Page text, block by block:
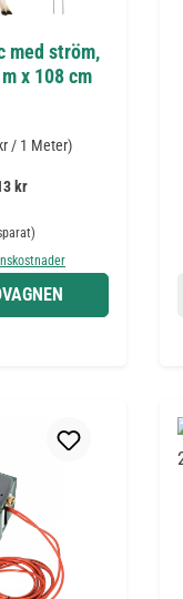
med ström,
x 108 cm
/ 1 Meter)
kr
pris: